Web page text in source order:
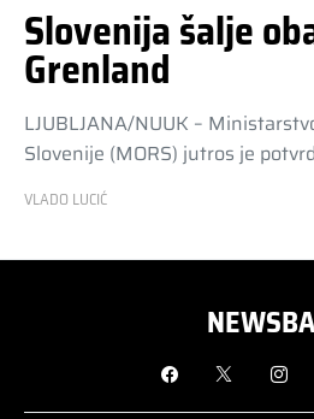
Slovenija šalje
Grenland
LJUBLJANA/NUUK –
Slovenije (MORS) jutros je
VLADO LUCIĆ